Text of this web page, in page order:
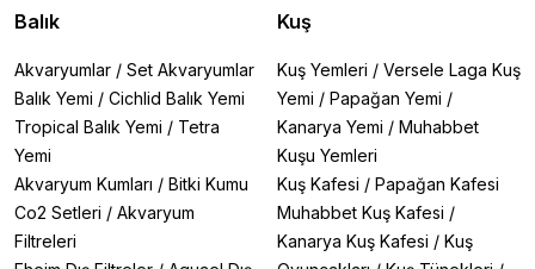
temizlenerek akvaryuma tekrardan ilave edilir. Bu
temizleme süreci her ne kadar mükemmel de olsa,
koyulan temiz su canlılar için tehlike arz edebilir. Bunu
başlıca bazı sebepleri suyun dinlenmemiş ve klordan
arınmamış olması, bakteri ve bazı yararlı
organizmalardan yoksun olmasıdır. Nitekim her ne
kadar temiz su balıklar için daha sağlıklı gibi gözükse de
ilave ettiğiniz suyu balıklarınızı eklemeden evvel
mutlaka düzenlemelisiniz. Su düzenleyiciler bu aşamada
işinize yarayacak ürünlerden biri olacaktır.
Akvaryum
su düzenleyicilerinin temel görevi sudaki bazı zararlı
Balık
Akvaryumlar / Set Akvaryumlar
Balık Yemi / Cichlid Balık Yemi
Tropical Balık Yemi / Tetra
Yemi
Akvaryum Kumları / Bitki Kumu
Co2 Setleri / Akvaryum
Filtreleri
Kuş
Kuş Yemleri / Versele Laga Kuş
Yemi / Papağan Yemi /
Kanarya Yemi / Muhabbet
Kuşu Yemleri
Kuş Kafesi / Papağan Kafesi
Muhabbet Kuş Kafesi /
Kanarya Kuş Kafesi / Kuş